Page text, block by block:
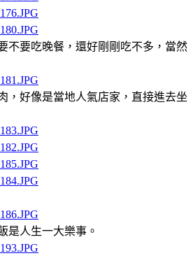
不要吃晚餐，還好剛剛吃不多，當然
，好像是當地人氣店家，直接進去坐
是人生一大樂事。